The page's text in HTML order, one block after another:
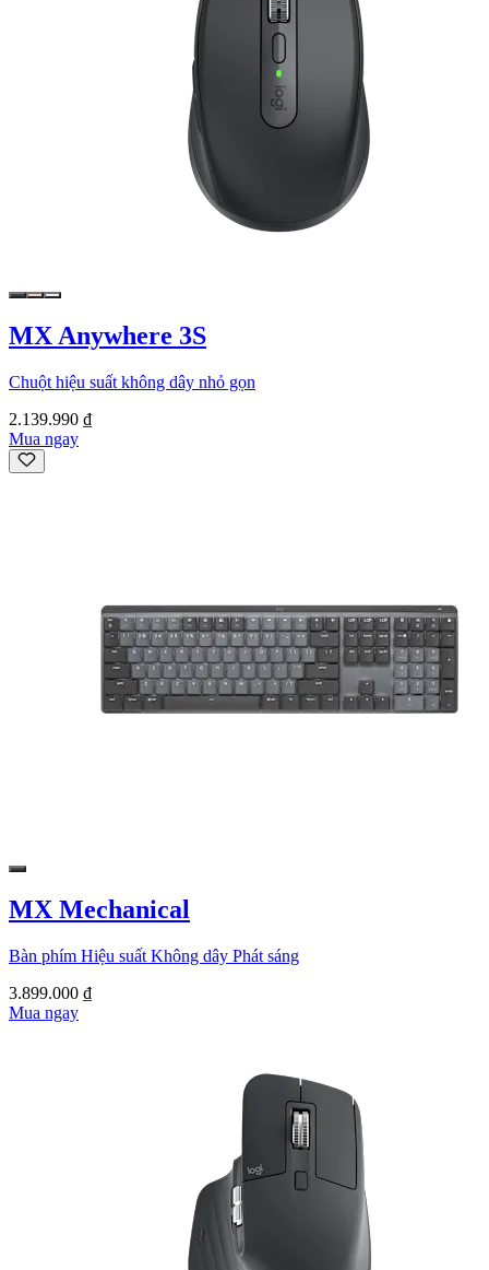
MX Anywhere 3S
Chuột hiệu suất không dây nhỏ gọn
2.139.990 ₫
Mua ngay
MX Mechanical
Bàn phím Hiệu suất Không dây Phát sáng
3.899.000 ₫
Mua ngay